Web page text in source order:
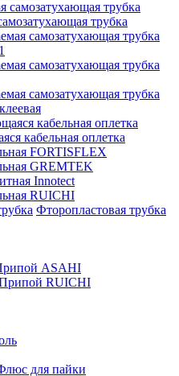
трубка
самозатухающая трубка
самозатухающая трубка
самозатухающая трубка
кабельная оплетка
FORTISFLEX
GREMTEK
Innotect
RUICHI
Фторопластовая трубка
ASAHI
RUICHI
для пайки